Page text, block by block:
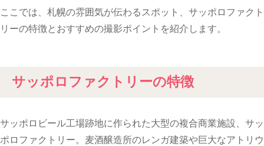
ここでは、札幌の雰囲気が伝わるスポット、サッポロファクト
リーの特徴とおすすめの撮影ポイントを紹介します。
サッポロファクトリーの特徴
サッポロビール工場跡地に作られた大型の複合商業施設、サッ
ポロファクトリー。麦酒醸造所のレンガ建築や巨大なアトリウ